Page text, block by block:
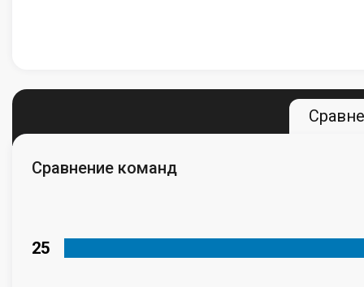
Сравнение команд
25